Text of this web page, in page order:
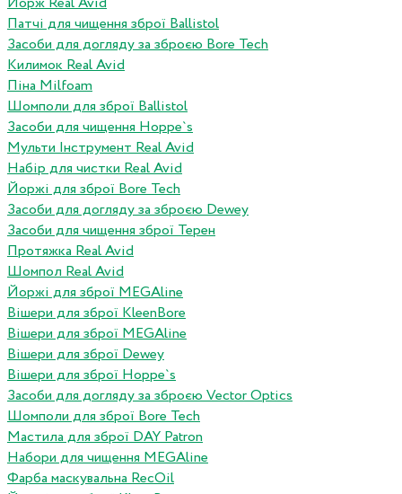
Патчі для чищення зброї Ballistol
Засоби для догляду за зброєю Bore Tech
Килимок Real Avid
Піна Milfoam
Шомполи для зброї Ballistol
Засоби для чищення Hoppe`s
Мульти Інструмент Real Avid
Набір для чистки Real Avid
Йоржі для зброї Bore Tech
Засоби для догляду за зброєю Dewey
Засоби для чищення зброї Терен
Протяжка Real Avid
Шомпол Real Avid
Йоржі для зброї MEGAline
Вішери для зброї KleenBore
Вішери для зброї MEGAline
Вішери для зброї Dewey
Вішери для зброї Hoppe`s
Засоби для догляду за зброєю Vector Optics
Шомполи для зброї Bore Tech
Мастила для зброї DAY Patron
Набори для чищення MEGAline
Фарба маскувальна RecOil